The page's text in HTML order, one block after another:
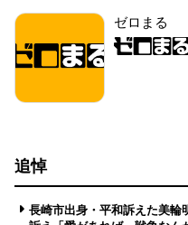
ゼロまる
追悼
長崎市出身・平和訴えた美